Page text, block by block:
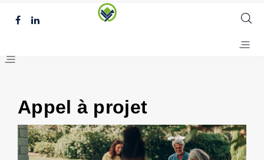
Appel à projet